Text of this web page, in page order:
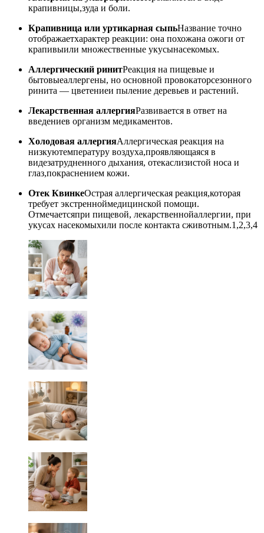
крапивницы,зуда и боли.
Крапивница или уртикарная сыпьНазвание точно
отображаетхарактер реакции: она похожана ожоги от
крапивыили множественные укусынасекомых.
Аллергический ринитРеакция на пищевые и
бытовыеаллергены, но основной провокаторсезонного
ринита — цветениеи пыление деревьев и растений.
Лекарственная аллергияРазвивается в ответ на
введениев организм медикаментов.
Холодовая аллергияАллергическая реакция на
низкуютемпературу воздуха,проявляющаяся в
видезатрудненного дыхания, отекаслизистой носа и
глаз,покраснением кожи.
Отек КвинкеОстрая аллергическая реакция,которая
требует экстренноймедицинской помощи.
Отмечаетсяпри пищевой, лекарственнойаллергии, при
укусах насекомыхили после контакта сживотным.1,2,3,4